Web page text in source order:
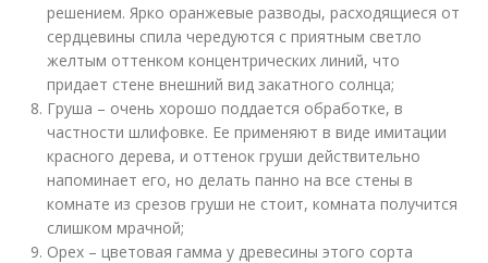
решением. Ярко оранжевые разводы, расходящиеся от
сердцевины спила чередуются с приятным светло
желтым оттенком концентрических линий, что
придает стене внешний вид закатного солнца;
Груша – очень хорошо поддается обработке, в
частности шлифовке. Ее применяют в виде имитации
красного дерева, и оттенок груши действительно
напоминает его, но делать панно на все стены в
комнате из срезов груши не стоит, комната получится
слишком мрачной;
Орех – цветовая гамма у древесины этого сорта